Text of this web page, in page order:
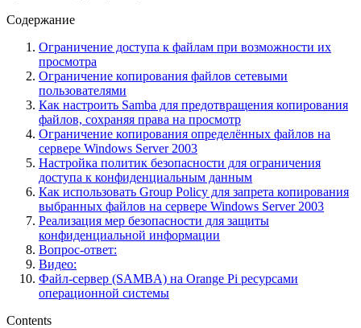
Содержание
Ограничение доступа к файлам при возможности их
просмотра
Ограничение копирования файлов сетевыми
пользователями
Как настроить Samba для предотвращения копирования
файлов, сохраняя права на просмотр
Ограничение копирования определённых файлов на
сервере Windows Server 2003
Настройка политик безопасности для ограничения
доступа к конфиденциальным данным
Как использовать Group Policy для запрета копирования
выбранных файлов на сервере Windows Server 2003
Реализация мер безопасности для защиты
конфиденциальной информации
Вопрос-ответ:
Видео:
Файл-сервер (SAMBA) на Orange Pi ресурсами
операционной системы
Contents